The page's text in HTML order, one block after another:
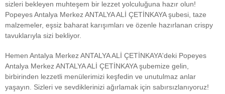
sizleri bekleyen muhteşem bir lezzet yolculuğuna hazır olun!
Popeyes Antalya Merkez ANTALYA ALİ ÇETİNKAYA şubesi, taze
malzemeler, eşsiz baharat karışımları ve özenle hazırlanan crispy
tavuklarıyla sizi bekliyor.
Hemen Antalya Merkez ANTALYA ALİ ÇETİNKAYA'deki Popeyes
Antalya Merkez ANTALYA ALİ ÇETİNKAYA şubemize gelin,
birbirinden lezzetli menülerimizi keşfedin ve unutulmaz anlar
yaşayın. Sizleri ve sevdiklerinizi ağırlamak için sabırsızlanıyoruz!